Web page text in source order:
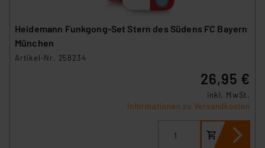
Heidemann Funkgong-Set Stern des Südens FC Bayern
München
Artikel-Nr. 258234
26,95 €
inkl. MwSt.
Informationen zu Versandkosten